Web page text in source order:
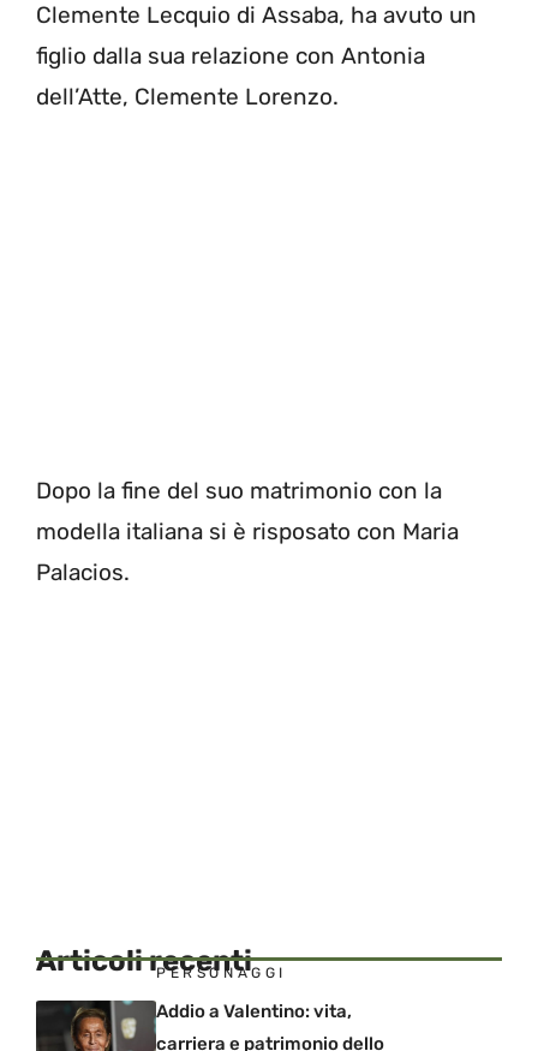
Clemente Lecquio di Assaba, ha avuto un
figlio dalla sua relazione con Antonia
dell’Atte, Clemente Lorenzo.
Dopo la fine del suo matrimonio con la
modella italiana si è risposato con Maria
Palacios.
Articoli recenti
PERSONAGGI
Addio a Valentino: vita,
carriera e patrimonio dello